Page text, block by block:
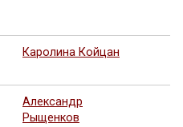
Каролина Койцан
Александр
Рыщенков